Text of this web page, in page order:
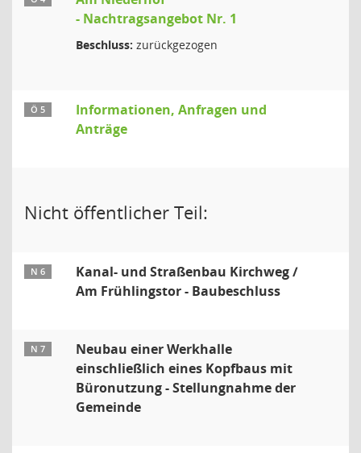
- Nachtragsangebot Nr. 1
Beschluss: zurückgezogen
Ö 5
Informationen, Anfragen und
Anträge
Nicht öffentlicher Teil:
N 6
Kanal- und Straßenbau Kirchweg /
Am Frühlingstor - Baubeschluss
N 7
Neubau einer Werkhalle
einschließlich eines Kopfbaus mit
Büronutzung - Stellungnahme der
Gemeinde